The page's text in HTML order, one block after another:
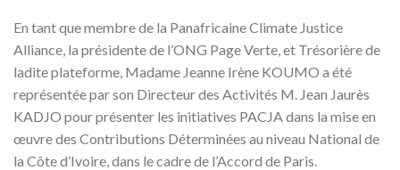
En tant que membre de la Panafricaine Climate Justice
Alliance, la présidente de l’ONG Page Verte, et Trésorière de
ladite plateforme, Madame Jeanne Irène KOUMO a été
représentée par son Directeur des Activités M. Jean Jaurès
KADJO pour présenter les initiatives PACJA dans la mise en
œuvre des Contributions Déterminées au niveau National de
la Côte d’Ivoire, dans le cadre de l’Accord de Paris.